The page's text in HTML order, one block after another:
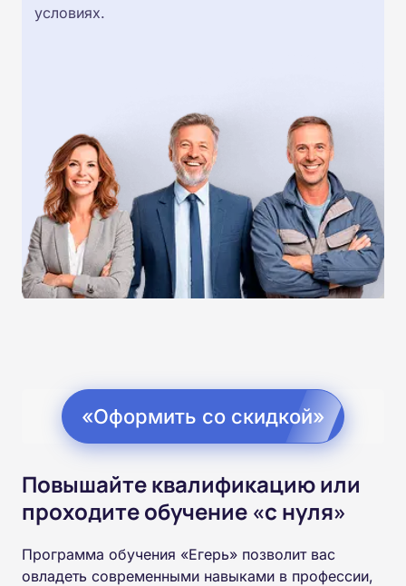
условиях.
«Оформить со скидкой»
Повышайте квалификацию или
проходите обучение «с нуля»
Программа обучения «Егерь» позволит вас
овладеть современными навыками в профессии,